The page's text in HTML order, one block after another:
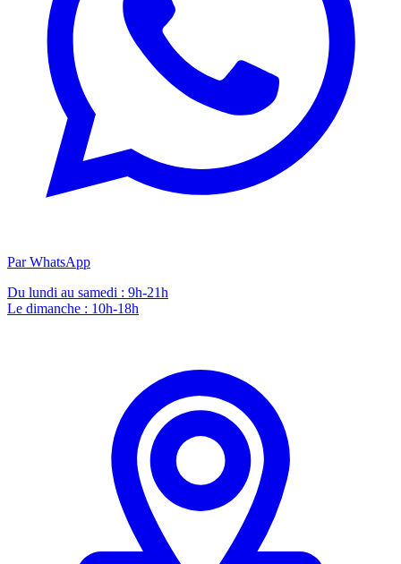
Par WhatsApp
Du lundi au samedi : 9h-21h
Le dimanche : 10h-18h